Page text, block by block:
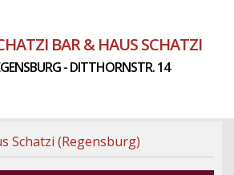
BAR & HAUS SCHATZI
- DITTHORNSTR. 14
Schatzi (Regensburg)